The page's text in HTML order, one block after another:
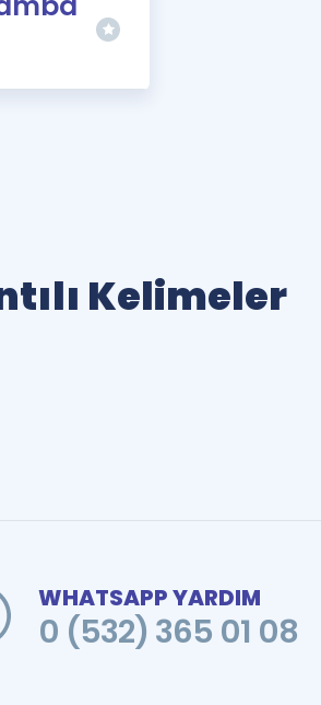
Kelimeler
WHATSAPP YARDIM
0 (532) 365 01 08